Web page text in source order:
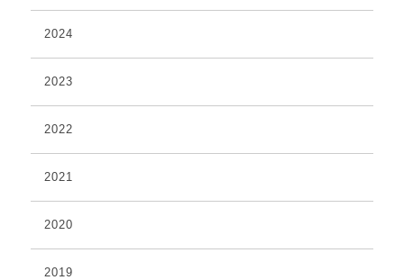
2024
2023
2022
2021
2020
2019